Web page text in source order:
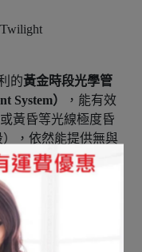
的黃金時段光學管
System）
，能有效
黃昏等光線極度昏
，依然能提供無與